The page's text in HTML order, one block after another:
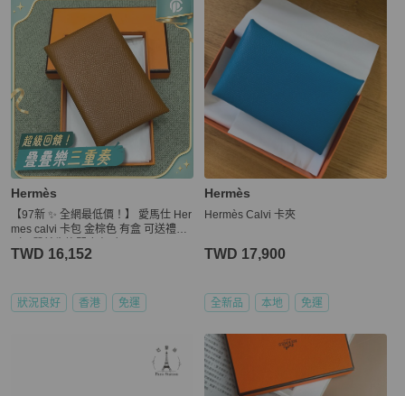
Hermès
【97新 ✨ 全網最低價！】 愛馬仕 Her
mes calvi 卡包 金棕色 有盒 可送禮
TWD 16,152
狀況良好 香港 免運
Hermès
Hermès Calvi 卡夾
TWD 17,900
全新品 本地 免運